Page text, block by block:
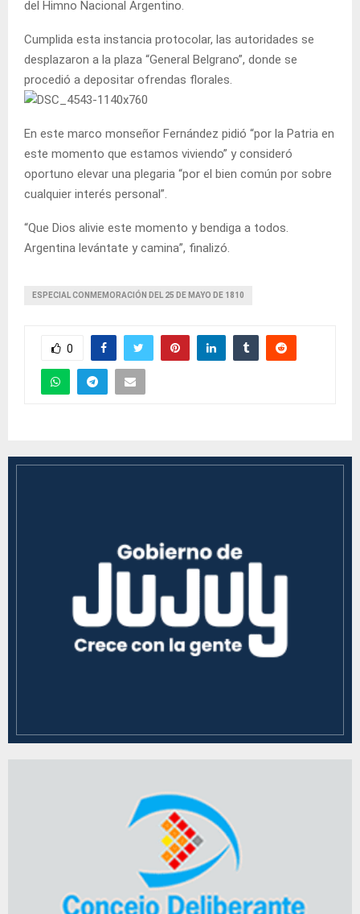
del Himno Nacional Argentino.
Cumplida esta instancia protocolar, las autoridades se
desplazaron a la plaza “General Belgrano”, donde se
procedió a depositar ofrendas florales.
En este marco monseñor Fernández pidió “por la Patria en
este momento que estamos viviendo” y consideró
oportuno elevar una plegaria “por el bien común por sobre
cualquier interés personal”.
“Que Dios alivie este momento y bendiga a todos.
Argentina levántate y camina”, finalizó.
ESPECIAL CONMEMORACIÓN DEL 25 DE MAYO DE 1810
0